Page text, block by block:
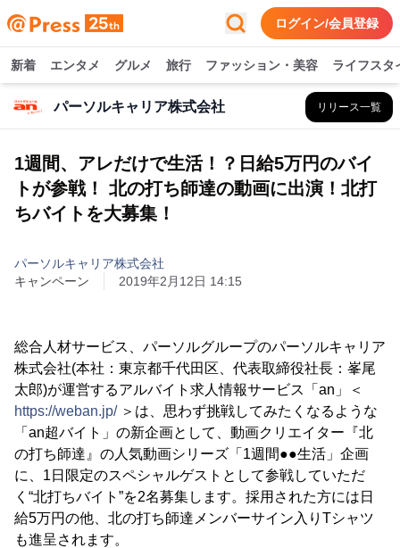
ログイン/会員登録
新着 エンタメ グルメ 旅行 ファッション・美容 ライフスタ
パーソルキャリア株式会社 リリース一覧
1週間、アレだけで生活！？日給5万円のバイ
トが参戦！ 北の打ち師達の動画に出演！北打
ちバイトを大募集！
パーソルキャリア株式会社
キャンペーン
2019年2月12日 14:15
総合人材サービス、パーソルグループのパーソルキャリア
株式会社(本社：東京都千代田区、代表取締役社長：峯尾
太郎)が運営するアルバイト求人情報サービス「an」＜
https://weban.jp/＞は、思わず挑戦してみたくなるような
「an超バイト」の新企画として、動画クリエイター『北
の打ち師達』の人気動画シリーズ「1週間●●生活」企画
に、1日限定のスペシャルゲストとして参戦していただ
く“北打ちバイト”を2名募集します。採用された方には日
給5万円の他、北の打ち師達メンバーサイン入りTシャツ
も進呈されます。